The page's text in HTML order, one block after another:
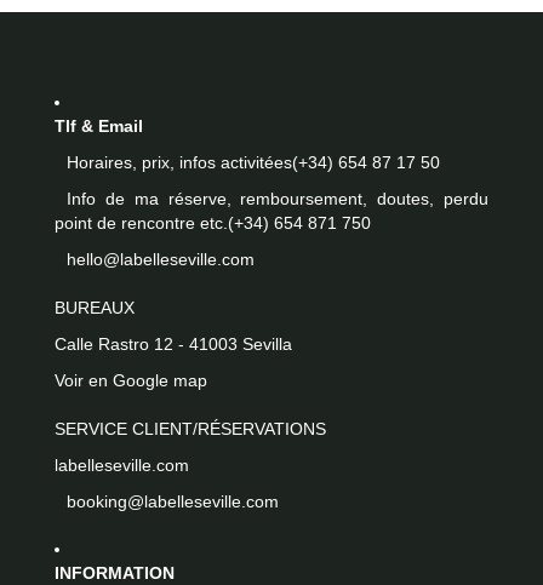
Tlf & Email
Horaires, prix, infos activitées(+34) 654 87 17 50
Info de ma réserve, remboursement, doutes, perdu
point de rencontre etc. (+34) 654 871 750
hello@labelleseville.com
BUREAUX
Calle Rastro 12 - 41003 Sevilla
Voir en Google map
SERVICE CLIENT/RÉSERVATIONS
labelleseville.com
booking@labelleseville.com
INFORMATION